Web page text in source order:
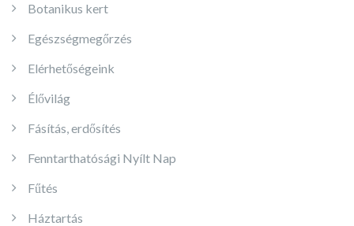
Botanikus kert
Egészségmegőrzés
Elérhetőségeink
Élővilág
Fásítás, erdősítés
Fenntarthatósági Nyílt Nap
Fűtés
Háztartás